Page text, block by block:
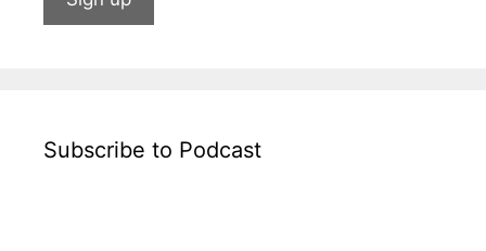
Subscribe to Podcast